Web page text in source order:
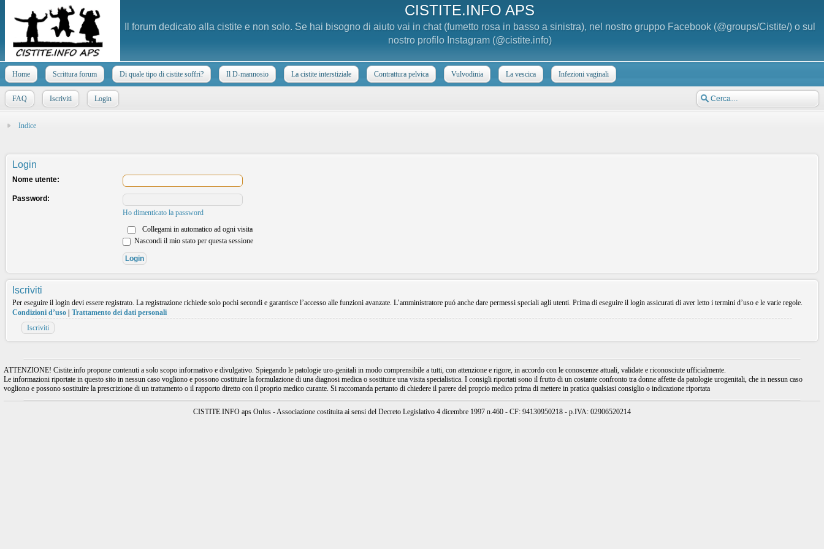
CISTITE.INFO APS
Il forum dedicato alla cistite e non solo. Se hai bisogno di aiuto vai in chat (fumetto rosa in basso a sinistra), nel nostro gruppo Facebook (@groups/Cistite/) o sul
nostro profilo Instagram (@cistite.info)
Home Scrittura forum Di quale tipo di cistite soffri? Il D-mannosio La cistite interstiziale Contrattura pelvica Vulvodinia La vescica Infezioni vaginali
FAQ Iscriviti Login
Indice
Login
Nome utente:
Password:
Ho dimenticato la password
Collegami in automatico ad ogni visita
Nascondi il mio stato per questa sessione
Iscriviti
Per eseguire il login devi essere registrato. La registrazione richiede solo pochi secondi e garantisce l’accesso alle funzioni avanzate. L’amministratore puó anche dare permessi speciali agli utenti. Prima di eseguire il login assicurati di aver letto i termini d’uso e le varie regole.
Condizioni d’uso
Trattamento dei dati personali
Iscriviti
ATTENZIONE! Cistite.info propone contenuti a solo scopo informativo e divulgativo. Spiegando le patologie uro-genitali in modo comprensibile a tutti, con attenzione e rigore, in accordo con le conoscenze attuali, validate e riconosciute ufficialmente.
Le informazioni riportate in questo sito in nessun caso vogliono e possono costituire la formulazione di una diagnosi medica o sostituire una visita specialistica. I consigli riportati sono il frutto di un costante confronto tra donne affette da patologie urogenitali, che in nessun caso
vogliono e possono sostituire la prescrizione di un trattamento o il rapporto diretto con il proprio medico curante. Si raccomanda pertanto di chiedere il parere del proprio medico prima di mettere in pratica qualsiasi consiglio o indicazione riportata
CISTITE.INFO aps Onlus - Associazione costituita ai sensi del Decreto Legislativo 4 dicembre 1997 n.460 - CF: 94130950218 - p.IVA: 02906520214